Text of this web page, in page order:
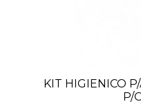
KIT HIGIENICO
P/